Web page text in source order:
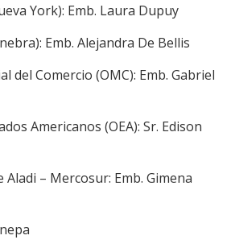
York): Emb. Laura Dupuy
Emb. Alejandra De Bellis
del Comercio (OMC): Emb. Gabriel
Americanos (OEA): Sr. Edison
– Mercosur: Emb. Gimena